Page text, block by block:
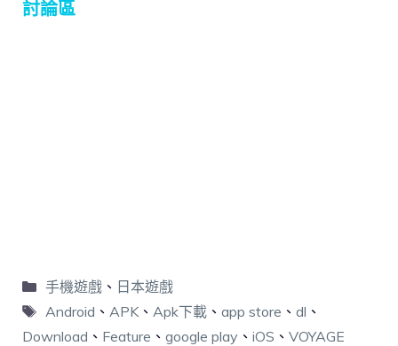
討論區
手機遊戲、 日本遊戲
Android 、 APK、 Apk下載、 app store 、 dl 、
Download 、 Feature 、 google play 、 iOS 、 VOYAGE